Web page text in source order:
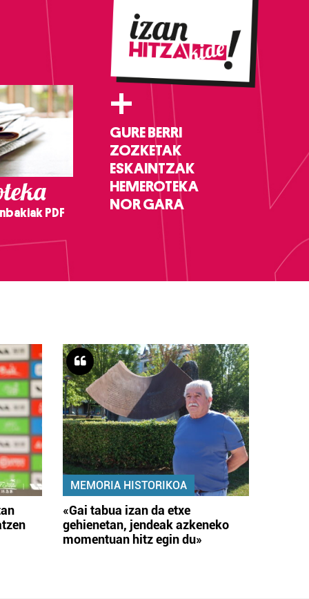
PDF
+
GURE BERRI
ZOZKETAK
ESKAINTZAK
HEMEROTEKA
NOR GARA
MEMORIA HISTORIKOA
«Gai tabua izan da etxe
gehienetan, jendeak azkeneko
momentuan hitz egin du»